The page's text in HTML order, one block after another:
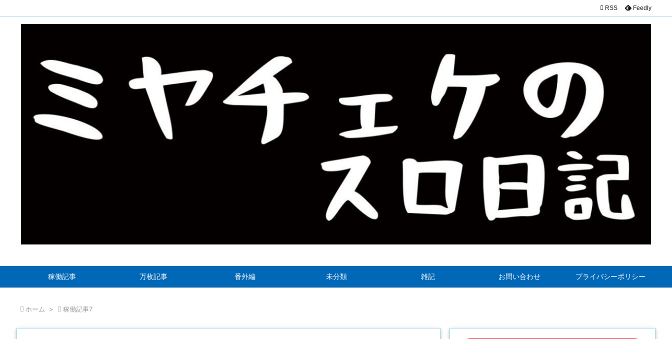
稼働記事 万枚記事 番外編 未分類 雑記 お問い合わせ プライバシーポリシー
 RSS Feedly
 ホーム >  稼働記事7